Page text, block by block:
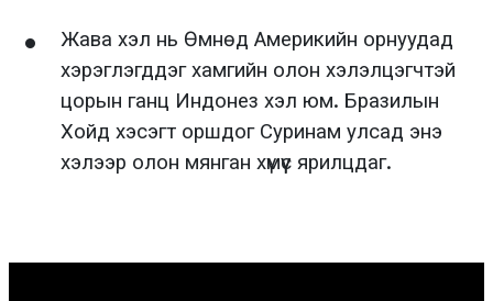
Жава хэл нь Өмнөд Америкийн орнуудад
хэрэглэгддэг хамгийн олон хэлэлцэгчтэй
цорын ганц Индонез хэл юм. Бразилын
Хойд хэсэгт оршдог Суринам улсад энэ
хэлээр олон мянган хүмүүс ярилцдаг.